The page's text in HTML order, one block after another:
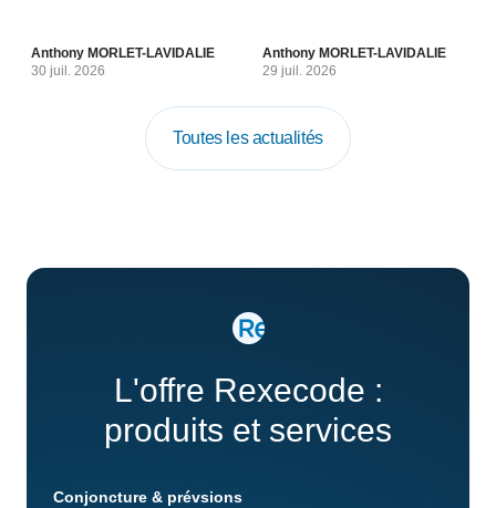
Anthony MORLET-LAVIDALIE
30 juil. 2026
Anthony MORLET-LAVIDALIE
29 juil. 2026
Toutes les actualités
L'offre Rexecode :
produits et services
Conjoncture & prévsions